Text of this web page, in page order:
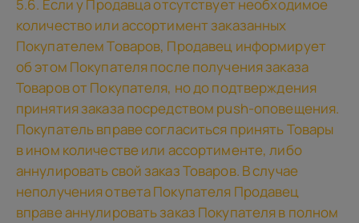
5.6. Если у Продавца отсутствует необходимое
количество или ассортимент заказанных
Покупателем Товаров, Продавец информирует
об этом Покупателя после получения заказа
Товаров от Покупателя, но до подтверждения
принятия заказа посредством push-оповещения.
Покупатель вправе согласиться принять Товары
в ином количестве или ассортименте, либо
аннулировать свой заказ Товаров. В случае
неполучения ответа Покупателя Продавец
вправе аннулировать заказ Покупателя в полном